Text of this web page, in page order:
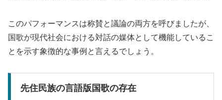
このパフォーマンスは称賛と議論の両方を呼びましたが、
国歌が現代社会における対話の媒体として機能しているこ
とを示す象徴的な事例と言えるでしょう。
先住民族の言語版国歌の存在